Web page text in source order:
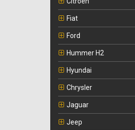
Fiat
Ford
Hummer H2
Hyundai
Chrysler
Jaguar
Jeep